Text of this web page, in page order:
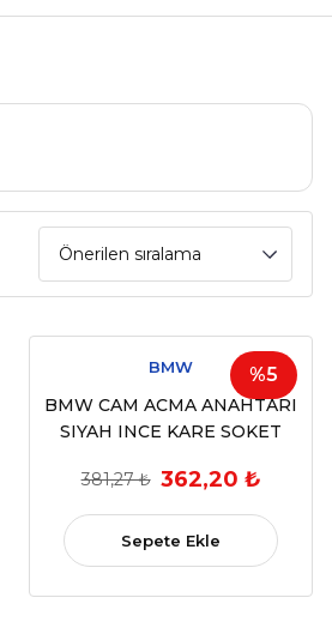
%5
BMW
BMW CAM ACMA ANAHTARI
SIYAH INCE KARE SOKET
381,27 ₺ 362,20 ₺
Sepete Ekle